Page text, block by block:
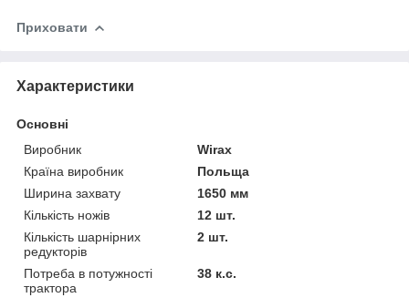
Приховати
Характеристики
Основні
Виробник
Wirax
Країна виробник
Польща
Ширина захвату
1650 мм
Кількість ножів
12 шт.
Кількість шарнірних
редукторів
2 шт.
Потреба в потужності
трактора
38 к.с.